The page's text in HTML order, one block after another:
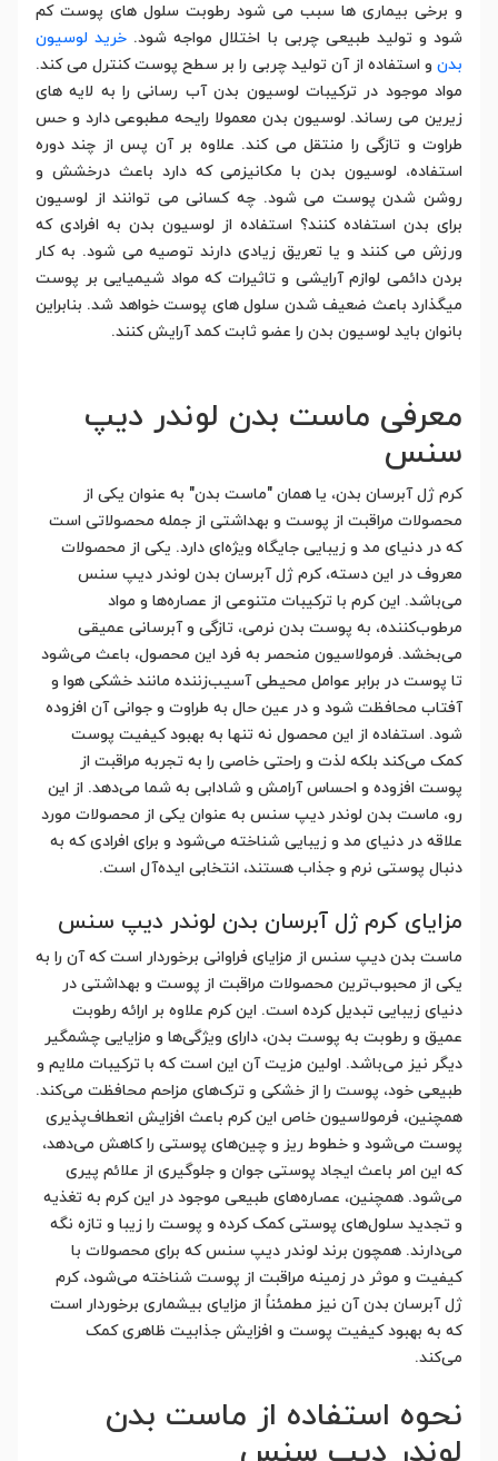
و برخی بیماری ها سبب می شود رطوبت سلول های پوست کم
شود و تولید طبیعی چربی با اختلال مواجه شود. خرید لوسیون
بدن و استفاده از آن تولید چربی را بر سطح پوست کنترل می کند.
مواد موجود در ترکیبات لوسیون بدن آب رسانی را به لایه های
زیرین می رساند. لوسیون بدن معمولا رایحه مطبوعی دارد و حس
طراوت و تازگی را منتقل می کند. علاوه بر آن پس از چند دوره
استفاده‌، لوسیون بدن با مکانیزمی که دارد باعث درخشش و
روشن شدن پوست می شود. چه کسانی می توانند از لوسیون
برای بدن استفاده کنند؟ استفاده از لوسیون بدن به افرادی که
ورزش می کنند و یا تعریق زیادی دارند توصیه می شود. به کار
بردن دائمی لوازم آرایشی و تاثیرات که مواد شیمیایی بر پوست
میگذارد باعث ضعیف شدن سلول های پوست خواهد شد. بنابراین
بانوان باید لوسیون بدن را عضو ثابت کمد آرایش کنند.
معرفی ماست بدن لوندر دیپ
سنس
کرم ژل آبرسان بدن، یا همان "ماست بدن" به عنوان یکی از
محصولات مراقبت از پوست و بهداشتی از جمله محصولاتی است
که در دنیای مد و زیبایی جایگاه ویژه‌ای دارد. یکی از محصولات
معروف در این دسته، کرم ژل آبرسان بدن لوندر دیپ سنس
می‌باشد. این کرم با ترکیبات متنوعی از عصاره‌ها و مواد
مرطوب‌کننده، به پوست بدن نرمی، تازگی و آبرسانی عمیقی
می‌بخشد. فرمولاسیون منحصر به فرد این محصول، باعث می‌شود
تا پوست در برابر عوامل محیطی آسیب‌زننده مانند خشکی هوا و
آفتاب محافظت شود و در عین حال به طراوت و جوانی آن افزوده
شود. استفاده از این محصول نه تنها به بهبود کیفیت پوست
کمک می‌کند بلکه لذت و راحتی خاصی را به تجربه مراقبت از
پوست افزوده و احساس آرامش و شادابی به شما می‌دهد. از این
رو، ماست بدن لوندر دیپ سنس به عنوان یکی از محصولات مورد
علاقه در دنیای مد و زیبایی شناخته می‌شود و برای افرادی که به
دنبال پوستی نرم و جذاب هستند، انتخابی ایده‌آل است.
مزایای کرم ژل آبرسان بدن لوندر دیپ سنس
ماست بدن دیپ سنس از مزایای فراوانی برخوردار است که آن را به
یکی از محبوب‌ترین محصولات مراقبت از پوست و بهداشتی در
دنیای زیبایی تبدیل کرده است. این کرم علاوه بر ارائه رطوبت
عمیق و رطوبت به پوست بدن، دارای ویژگی‌ها و مزایایی چشمگیر
دیگر نیز می‌باشد. اولین مزیت آن این است که با ترکیبات ملایم و
طبیعی خود، پوست را از خشکی و ترک‌های مزاحم محافظت می‌کند.
همچنین، فرمولاسیون خاص این کرم باعث افزایش انعطاف‌پذیری
پوست می‌شود و خطوط ریز و چین‌های پوستی را کاهش می‌دهد،
که این امر باعث ایجاد پوستی جوان و جلوگیری از علائم پیری
می‌شود. همچنین، عصاره‌های طبیعی موجود در این کرم به تغذیه
و تجدید سلول‌های پوستی کمک کرده و پوست را زیبا و تازه نگه
می‌دارند. همچون برند لوندر دیپ سنس که برای محصولات با
کیفیت و موثر در زمینه مراقبت از پوست شناخته می‌شود، کرم
ژل آبرسان بدن آن نیز مطمئناً از مزایای بیشماری برخوردار است
که به بهبود کیفیت پوست و افزایش جذابیت ظاهری کمک
می‌کند.
نحوه استفاده از ماست بدن